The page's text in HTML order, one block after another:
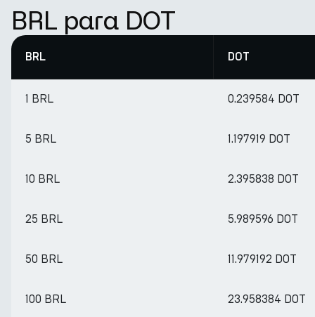
BRL para DOT
BRL DOT
1 BRL 0.239584 DOT
5 BRL 1.197919 DOT
10 BRL 2.395838 DOT
25 BRL 5.989596 DOT
50 BRL 11.979192 DOT
100 BRL 23.958384 DOT